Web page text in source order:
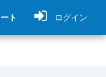
ト ログイン